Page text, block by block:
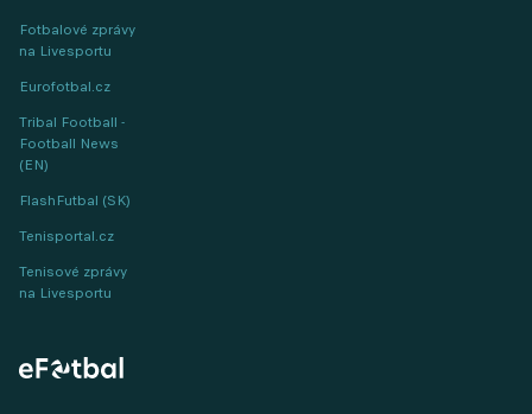
Fotbalové zprávy
na Livesportu
Eurofotbal.cz
Tribal Football -
Football News
(EN)
FlashFutbal (SK)
Tenisportal.cz
Tenisové zprávy
na Livesportu